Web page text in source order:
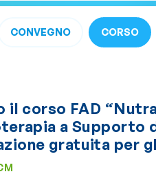
CONVEGNO CORSO
il corso FAD
a Supporto
gratuita per